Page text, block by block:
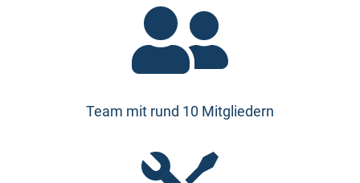

Team mit rund 10 Mitgliedern